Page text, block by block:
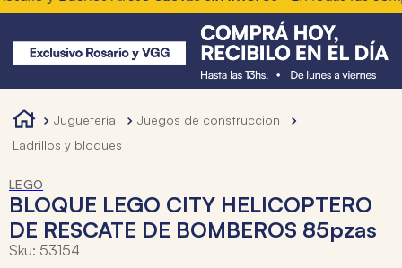
jugueteria
juegos de construccion
ladrillos y bloques
LEGO
BLOQUE LEGO CITY HELICOPTERO
DE RESCATE DE BOMBEROS 85pzas
Sku: 53154
1.
hot wheels
3
marcadores